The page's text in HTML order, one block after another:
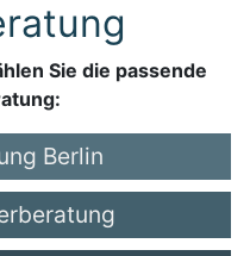
Sie die passende
Berlin